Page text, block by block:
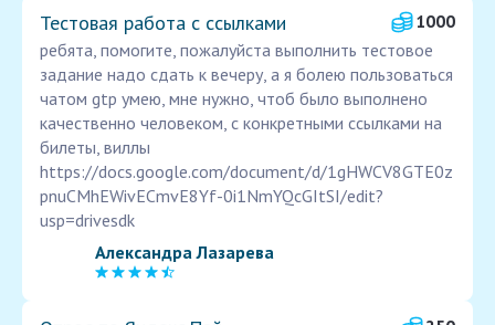
Тестовая работа с ссылками
1000
ребята, помогите, пожалуйста выполнить тестовое
задание надо сдать к вечеру, а я болею пользоваться
чатом gtp умею, мне нужно, чтоб было выполнено
качественно человеком, с конкретными ссылками на
билеты, виллы
https://docs.google.com/document/d/1gHWCV8GTE0z
pnuCMhEWivECmvE8Yf-0i1NmYQcGItSI/edit?
usp=drivesdk
Александра Лазарева